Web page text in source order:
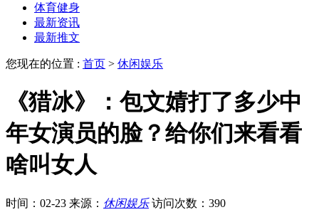
体育健身
最新资讯
最新推文
您现在的位置 : 首页 > 休闲娱乐
《猎冰》：包文婧打了多少中
年女演员的脸？给你们来看看
啥叫女人
时间：02-23 来源： 休闲娱乐 访问次数：390